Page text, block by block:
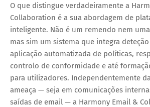
O que distingue verdadeiramente a
Collaboration é a sua abordagem de
inteligente. Não é um remendo nem
mas sim um sistema que integra
aplicação automatizada de políticas,
controlo de conformidade e até
para utilizadores. Independentemente
ameaça — seja em comunicações
saídas de email — a Harmony Email &